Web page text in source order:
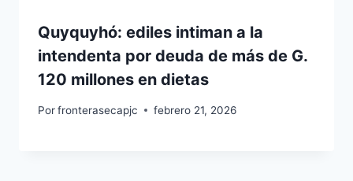
Quyquyhó: ediles intiman a la
intendenta por deuda de más de G.
120 millones en dietas
Porfronterasecapjc febrero 21, 2026